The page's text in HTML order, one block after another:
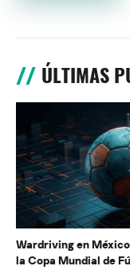
ÚLTIMAS
Wardriving en
la Copa Mundial de